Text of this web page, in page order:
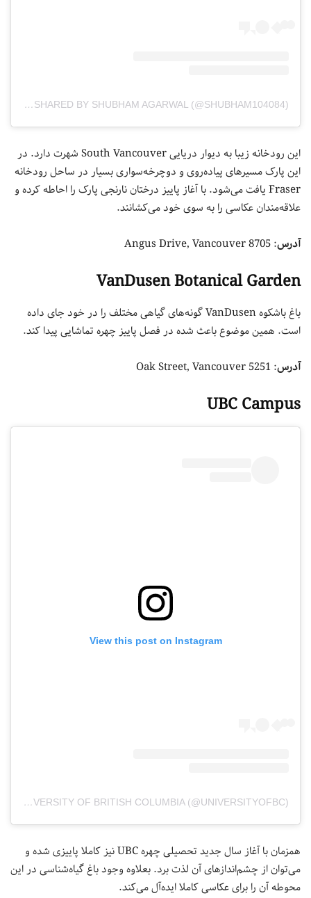
A POST SHARED BY SHUBHAM AGARWAL (@SHUBHAM104084)
این رودخانه زیبا به دیوار دریایی South Vancouver شهرت دارد. در
این پارک مسیرهای پیاده‌روی و دوچرخه‌سواری بسیار در ساحل رودخانه
Fraser یافت می‌شود. با آغاز پاییز درختان نارنجی پارک را احاطه کرده و
علاقه‌مندان عکاسی را به سوی خود می‌کشانند.
آدرس: 8705 Angus Drive, Vancouver
VanDusen Botanical Garden
باغ باشکوه VanDusen گونه‌های گیاهی مختلف را در خود جای داده
است. همین موضوع باعث شده در فصل پاییز چهره تماشایی پیدا کند.
آدرس: 5251 Oak Street, Vancouver
UBC Campus
View this post on Instagram
A POST SHARED BY UNIVERSITY OF BRITISH COLUMBIA (@UNIVERSITYOFBC)
همزمان با آغاز سال جدید تحصیلی چهره UBC نیز کاملا پاییزی شده و
می‌توان از چشم‌اندازهای آن لذت برد. بعلاوه وجود باغ گیاه‌شناسی در این
محوطه آن را برای عکاسی کاملا ایده‌آل می‌کند.